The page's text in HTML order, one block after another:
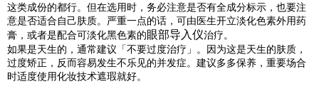
这类成份的都行。但在选用时，务必注意是否有全成分标示，也要注
意是否适合自己肤质。严重一点的话，可由医生开立淡化色素外用药
膏，或者是配合可淡化黑色素的 眼部导入仪治疗。
如果是天生的，通常建议「不要过度治疗」。因为这是天生的肤质，
过度矫正，反而容易发生不乐见的并发症。建议多多保养，重要场合
时适度使用化妆技术遮瑕就好。